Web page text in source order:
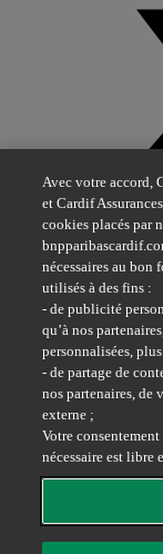
Avec votre accord,
et Cardif
cookies placés par
nécessaires au bon
utilisés à des fins :
- de publicité
qu’à nos
personnalisées,
- de partage de
nos partenaires, de
externe ;
Votre
nécessaire est libre